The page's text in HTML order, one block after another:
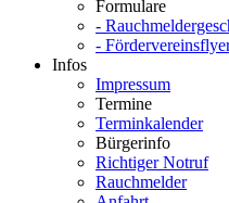
Formulare
-
-
Infos
Impressum
Termine
Terminkalender
Bürgerinfo
Richtiger Notruf
Rauchmelder